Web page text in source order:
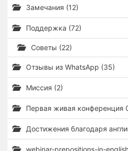
Замечания (12)
Поддержка (72)
Советы (22)
Отзывы из WhatsApp (35)
Миссия (2)
Первая живая конференция
Достижения благодаря
webinar-prepositions-in-